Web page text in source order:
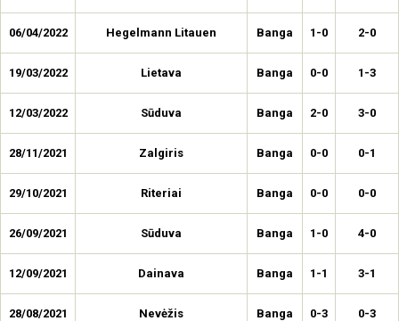
06/04/2022 Hegelmann Litauen Banga 1-0 2-0
19/03/2022 Lietava Banga 0-0 1-3
12/03/2022 Sūduva Banga 2-0 3-0
28/11/2021 Zalgiris Banga 0-0 0-1
29/10/2021 Riteriai Banga 0-0 0-0
26/09/2021 Sūduva Banga 1-0 4-0
12/09/2021 Dainava Banga 1-1 3-1
28/08/2021 Nevėžis Banga 0-3 0-3